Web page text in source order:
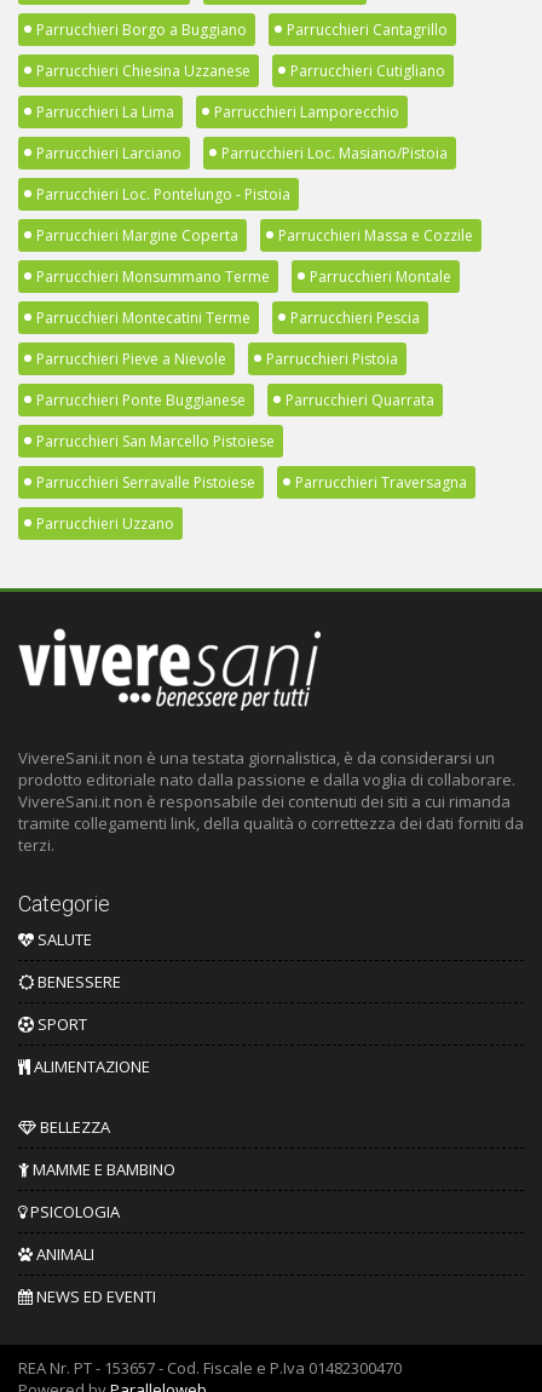
Parrucchieri Borgo a Buggiano
Parrucchieri Cantagrillo
Parrucchieri Chiesina Uzzanese
Parrucchieri Cutigliano
Parrucchieri La Lima
Parrucchieri Lamporecchio
Parrucchieri Larciano
Parrucchieri Loc. Masiano/Pistoia
Parrucchieri Loc. Pontelungo - Pistoia
Parrucchieri Margine Coperta
Parrucchieri Massa e Cozzile
Parrucchieri Monsummano Terme
Parrucchieri Montale
Parrucchieri Montecatini Terme
Parrucchieri Pescia
Parrucchieri Pieve a Nievole
Parrucchieri Pistoia
Parrucchieri Ponte Buggianese
Parrucchieri Quarrata
Parrucchieri San Marcello Pistoiese
Parrucchieri Serravalle Pistoiese
Parrucchieri Traversagna
Parrucchieri Uzzano
VivereSani.it non è una testata giornalistica, è da considerarsi un
prodotto editoriale nato dalla passione e dalla voglia di collaborare.
VivereSani.it non è responsabile dei contenuti dei siti a cui rimanda
tramite collegamenti link, della qualità o correttezza dei dati forniti da
terzi.
Categorie
SALUTE
BENESSERE
SPORT
ALIMENTAZIONE
BELLEZZA
MAMME E BAMBINO
PSICOLOGIA
ANIMALI
NEWS ED EVENTI
REA Nr. PT - 153657 - Cod. Fiscale e P.Iva 01482300470